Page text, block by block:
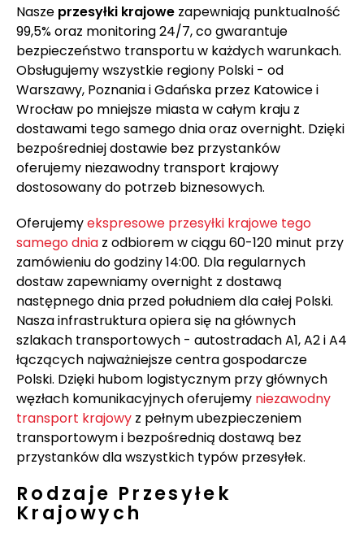
Nasze przesyłki krajowe zapewniają punktualność
99,5% oraz monitoring 24/7, co gwarantuje
bezpieczeństwo transportu w każdych warunkach.
Obsługujemy wszystkie regiony Polski - od
Warszawy, Poznania i Gdańska przez Katowice i
Wrocław po mniejsze miasta w całym kraju z
dostawami tego samego dnia oraz overnight. Dzięki
bezpośredniej dostawie bez przystanków
oferujemy niezawodny transport krajowy
dostosowany do potrzeb biznesowych.
Oferujemyekspresowe przesyłki krajowe tego
samego dnia z odbiorem w ciągu 60-120 minut przy
zamówieniu do godziny 14:00. Dla regularnych
dostaw zapewniamy overnight z dostawą
następnego dnia przed południem dla całej Polski.
Nasza infrastruktura opiera się na głównych
szlakach transportowych - autostradach A1, A2 i A4
łączących najważniejsze centra gospodarcze
Polski. Dzięki hubom logistycznym przy głównych
węzłach komunikacyjnych oferujemy niezawodny
transport krajowy z pełnym ubezpieczeniem
transportowym i bezpośrednią dostawą bez
przystanków dla wszystkich typów przesyłek.
Rodzaje Przesyłek
Krajowych